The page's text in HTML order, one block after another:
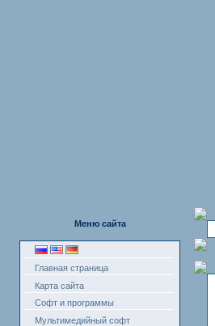
Меню сайта
Главная страница
Карта сайта
Софт и программы
Мультимедийный софт